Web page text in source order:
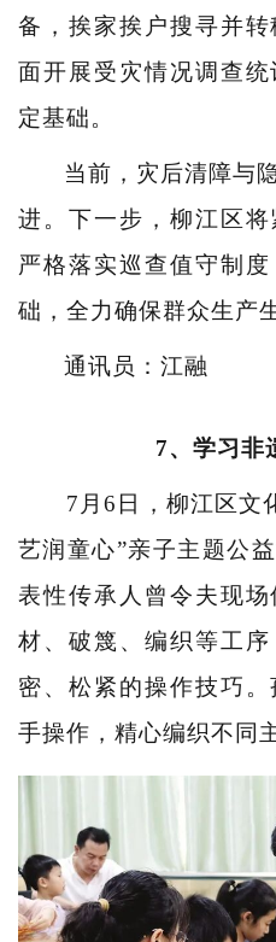
备，挨家挨户搜寻并
面开展受灾情况调查
定基础。
当前，灾后清障与
进。下一步，柳江区将
严格落实巡查值守制
础，全力确保群众生产
通讯员：江融
7、学习非
7月6日，柳江区文
艺润童心”亲子主题公
表性传承人曾令夫现
材、破篾、编织等工
密、松紧的操作技巧
手操作，精心编织不同